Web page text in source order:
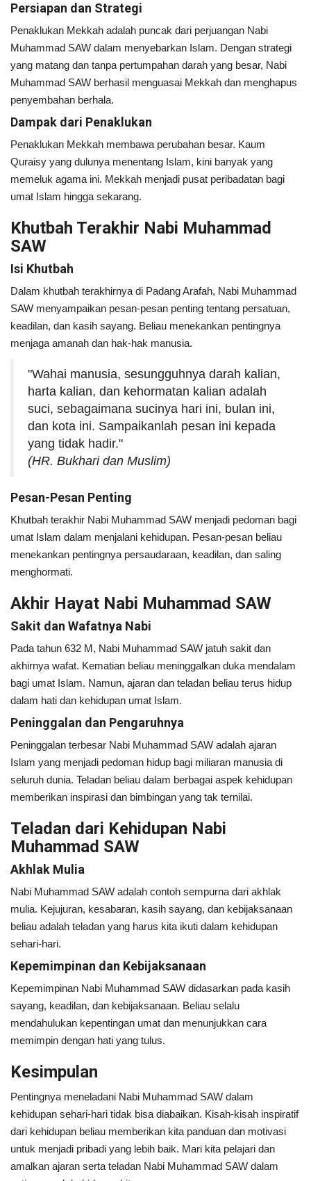
Persiapan dan Strategi
Penaklukan Mekkah adalah puncak dari perjuangan Nabi
Muhammad SAW dalam menyebarkan Islam. Dengan strategi
yang matang dan tanpa pertumpahan darah yang besar, Nabi
Muhammad SAW berhasil menguasai Mekkah dan menghapus
penyembahan berhala.
Dampak dari Penaklukan
Penaklukan Mekkah membawa perubahan besar. Kaum
Quraisy yang dulunya menentang Islam, kini banyak yang
memeluk agama ini. Mekkah menjadi pusat peribadatan bagi
umat Islam hingga sekarang.
Khutbah Terakhir Nabi Muhammad
SAW
Isi Khutbah
Dalam khutbah terakhirnya di Padang Arafah, Nabi Muhammad
SAW menyampaikan pesan-pesan penting tentang persatuan,
keadilan, dan kasih sayang. Beliau menekankan pentingnya
menjaga amanah dan hak-hak manusia.
"Wahai manusia, sesungguhnya darah kalian,
harta kalian, dan kehormatan kalian adalah
suci, sebagaimana sucinya hari ini, bulan ini,
dan kota ini. Sampaikanlah pesan ini kepada
yang tidak hadir."
(HR. Bukhari dan Muslim)
Pesan-Pesan Penting
Khutbah terakhir Nabi Muhammad SAW menjadi pedoman bagi
umat Islam dalam menjalani kehidupan. Pesan-pesan beliau
menekankan pentingnya persaudaraan, keadilan, dan saling
menghormati.
Akhir Hayat Nabi Muhammad SAW
Sakit dan Wafatnya Nabi
Pada tahun 632 M, Nabi Muhammad SAW jatuh sakit dan
akhirnya wafat. Kematian beliau meninggalkan duka mendalam
bagi umat Islam. Namun, ajaran dan teladan beliau terus hidup
dalam hati dan kehidupan umat Islam.
Peninggalan dan Pengaruhnya
Peninggalan terbesar Nabi Muhammad SAW adalah ajaran
Islam yang menjadi pedoman hidup bagi miliaran manusia di
seluruh dunia. Teladan beliau dalam berbagai aspek kehidupan
memberikan inspirasi dan bimbingan yang tak ternilai.
Teladan dari Kehidupan Nabi
Muhammad SAW
Akhlak Mulia
Nabi Muhammad SAW adalah contoh sempurna dari akhlak
mulia. Kejujuran, kesabaran, kasih sayang, dan kebijaksanaan
beliau adalah teladan yang harus kita ikuti dalam kehidupan
sehari-hari.
Kepemimpinan dan Kebijaksanaan
Kepemimpinan Nabi Muhammad SAW didasarkan pada kasih
sayang, keadilan, dan kebijaksanaan. Beliau selalu
mendahulukan kepentingan umat dan menunjukkan cara
memimpin dengan hati yang tulus.
Kesimpulan
Pentingnya meneladani Nabi Muhammad SAW dalam
kehidupan sehari-hari tidak bisa diabaikan. Kisah-kisah inspiratif
dari kehidupan beliau memberikan kita panduan dan motivasi
untuk menjadi pribadi yang lebih baik. Mari kita pelajari dan
amalkan ajaran serta teladan Nabi Muhammad SAW dalam